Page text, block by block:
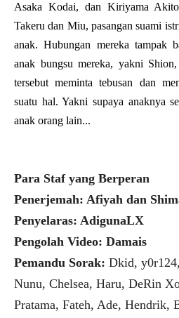
Asaka Kodai, dan Kiriyama
Takeru dan Miu, pasangan suami
anak. Hubungan mereka tampak
anak bungsu mereka, yakni
tersebut meminta tebusan dan
suatu hal. Yakni supaya anaknya
anak orang lain...
Para Staf yang Berperan
Penerjemah: Afiyah dan
Penyelaras: AdigunaLX
Pengolah Video: Damais
Pemandu Sorak: Dkid,
Nunu, Chelsea, Haru, DeRin
Pratama, Fateh, Ade, Hendrik,